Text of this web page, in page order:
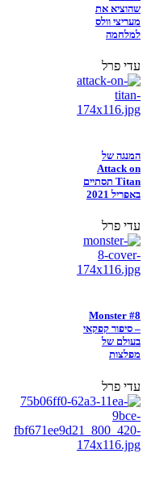
שהוציא את
מעריצי וולס
למלחמה
עדי פרל
המנגה של
Attack on
Titan תסתיים
באפריל 2021
עדי פרל
Monster #8
– סיפור קפקאי
בעולם של
מפלצות
עדי פרל